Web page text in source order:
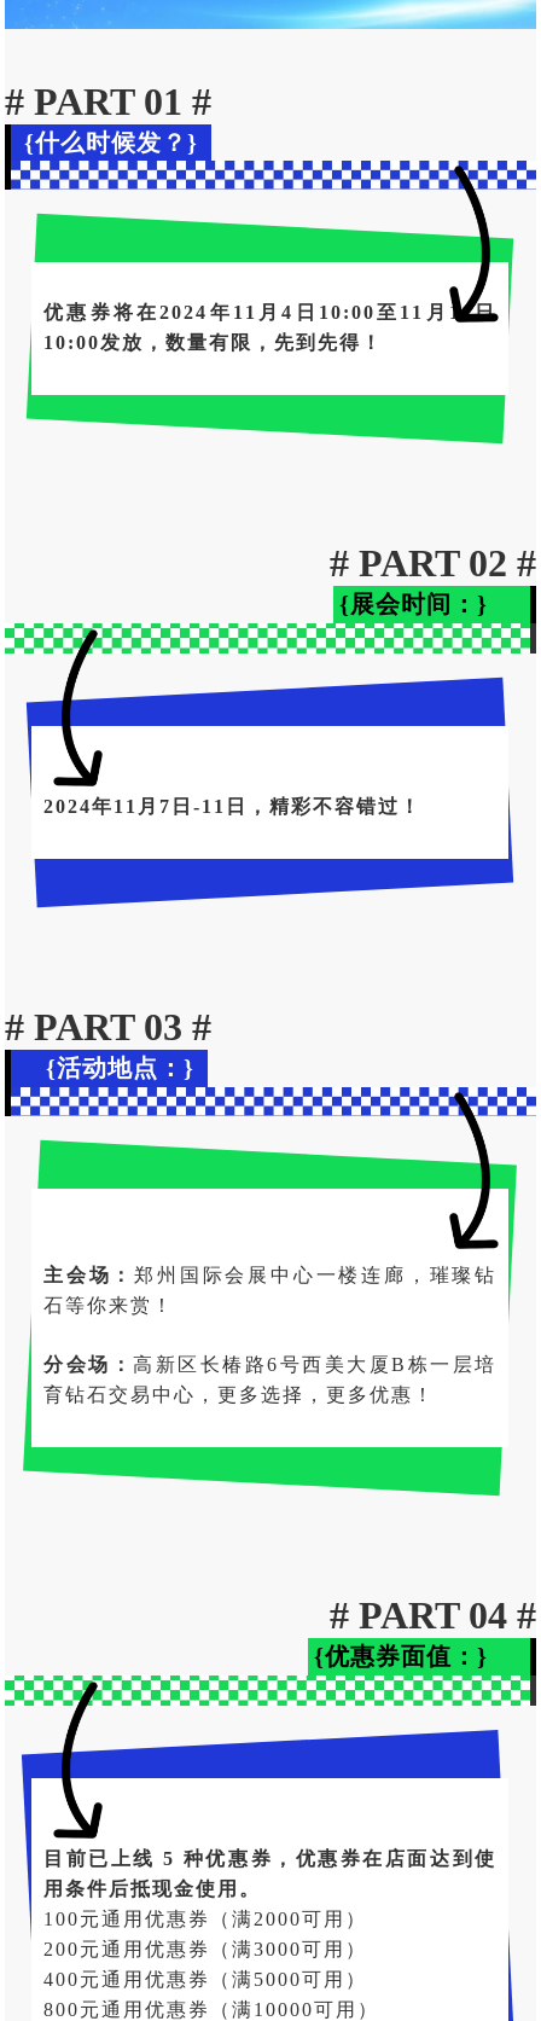
# PART 01 #
{什么时候发？}
优惠券将在2024年11月4日10:00至11月11日
10:00发放，数量有限，先到先得！
# PART 02 #
{展会时间：}
2024年11月7日-11日，精彩不容错过！
# PART 03 #
{活动地点：}
主会场：郑州国际会展中心一楼连廊，璀璨钻
石等你来赏！
分会场： 高新区长椿路6号西美大厦B栋一层培
育钻石交易中心，更多选择，更多优惠！
# PART 04 #
{优惠券面值：}
目前已上线 5 种优惠券，优惠券在店面达到使
用条件后抵现金使用。
100元通用优惠券（满2000可用）
200元通用优惠券（满3000可用）
400元通用优惠券（满5000可用）
800元通用优惠券（满10000可用）